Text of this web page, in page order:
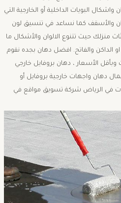
ألوان واشكال البويات الداخلية أو الخارجية التي
والأسقف كما نساعد في تنسيق لون
منزلك حيث تتنوع الالوان والأشكال ما
الداكن والفاتح. افضل دهان بجده نقوم
الأسعار ، دهان بروفايل خارجي
دهان واجهات خارجية بروفايل أو
في الرياض شركة تسويق مواقع في